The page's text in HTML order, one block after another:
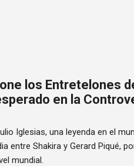
los Entretelones
en la
Iglesias, una leyenda en el
entre Shakira y Gerard Piqué,
mundial.